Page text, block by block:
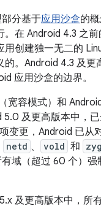
分基于应用沙盒的
。在 Android 4.3 之
用创建独一无二的
。Android 4.3 及更
应用沙盒的边界。
宽容模式）和
5.0 及更高版本中，
变更，Android 已从
netd 、 vold 和
域（超过 60 个）强
及更高版本中，所